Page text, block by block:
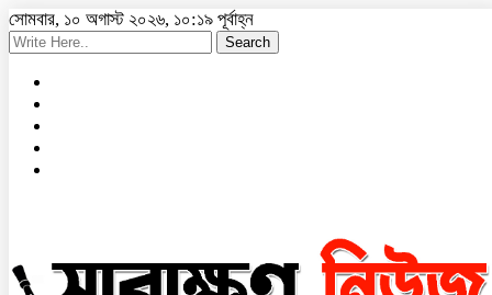
সোমবার, ১০ অগাস্ট ২০২৬, ১০:১৯ পূর্বাহ্ন
Search